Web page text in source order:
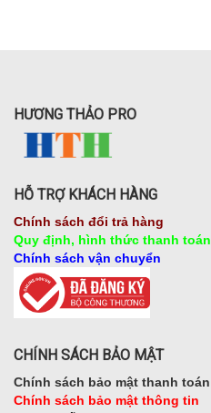
HƯƠNG THẢO PRO
HỖ TRỢ KHÁCH HÀNG
Chính sách đổi trả hàng
Quy định, hình thức thanh toán
Chính sách vận chuyển
CHÍNH SÁCH BẢO MẬT
Chính sách bảo mật thanh toán
Chính sách bảo mật thông tin